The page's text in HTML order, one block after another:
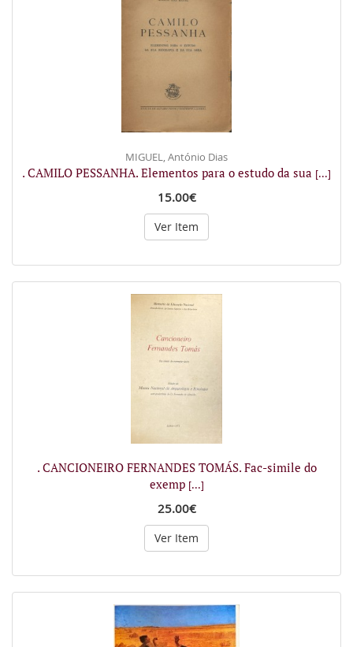
MIGUEL, António Dias
. CAMILO PESSANHA. Elementos para o estudo da sua [...]
15.00€
Ver Item
. CANCIONEIRO FERNANDES TOMÁS. Fac-simile do
exemp [...]
25.00€
Ver Item